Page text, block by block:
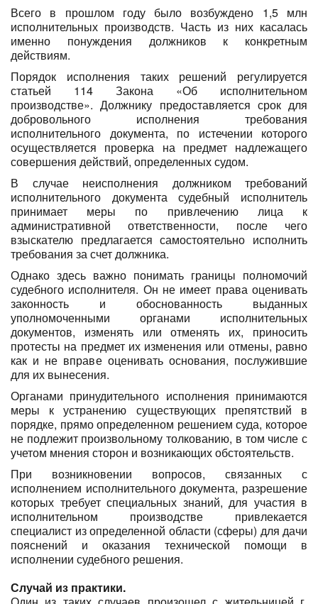
Всего в прошлом году было возбуждено 1,5 млн
исполнительных производств. Часть из них касалась
именно понуждения должников к конкретным
действиям.
Порядок исполнения таких решений регулируется
статьей 114 Закона «Об исполнительном
производстве». Должнику предоставляется срок для
добровольного исполнения требования
исполнительного документа, по истечении которого
осуществляется проверка на предмет надлежащего
совершения действий, определенных судом.
В случае неисполнения должником требований
исполнительного документа судебный исполнитель
принимает меры по привлечению лица к
административной ответственности, после чего
взыскателю предлагается самостоятельно исполнить
требования за счет должника.
Однако здесь важно понимать границы полномочий
судебного исполнителя. Он не имеет права оценивать
законность и обоснованность выданных
уполномоченными органами исполнительных
документов, изменять или отменять их, приносить
протесты на предмет их изменения или отмены, равно
как и не вправе оценивать основания, послужившие
для их вынесения.
Органами принудительного исполнения принимаются
меры к устранению существующих препятствий в
порядке, прямо определенном решением суда, которое
не подлежит произвольному толкованию, в том числе с
учетом мнения сторон и возникающих обстоятельств.
При возникновении вопросов, связанных с
исполнением исполнительного документа, разрешение
которых требует специальных знаний, для участия в
исполнительном производстве привлекается
специалист из определенной области (сферы) для дачи
пояснений и оказания технической помощи в
исполнении судебного решения.
Случай из практики.